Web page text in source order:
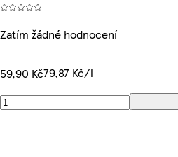
Zatím žádné hodnocení
59,90 Kč79,87 Kč/l